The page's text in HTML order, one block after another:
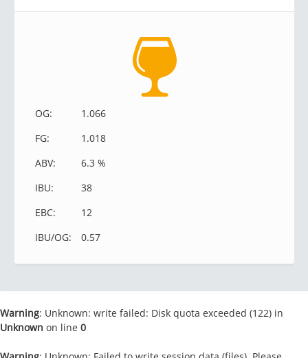
OG:
1.066
FG:
1.018
ABV:
6.3 %
IBU:
38
EBC:
12
IBU/OG:
0.57
Warning: Unknown: write failed: Disk quota exceeded (122) in
Unknown on line 0